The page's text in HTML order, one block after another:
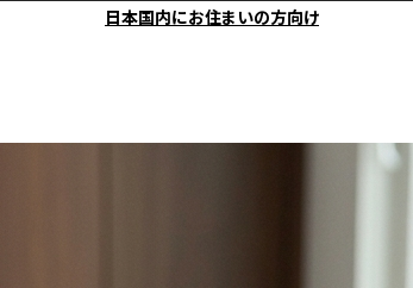
日本国内にお住まいの方向け